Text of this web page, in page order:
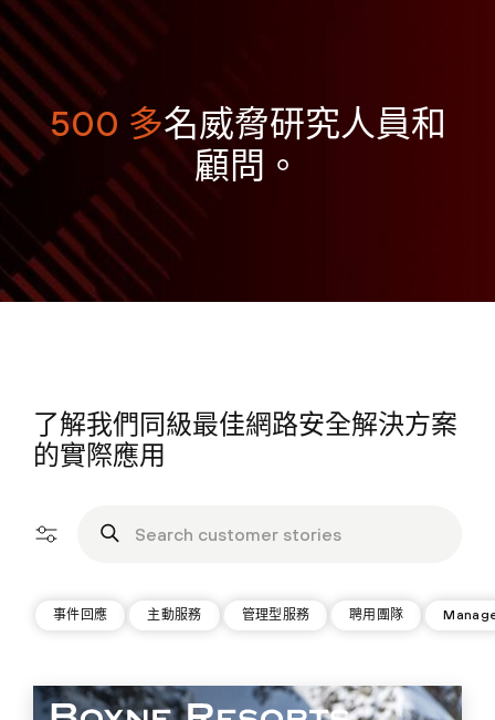
500 多名威脅研究人員和
顧問。
了解我們同級最佳網路安全解決方案
的實際應用
事件回應 主動服務 管理型服務 聘用團隊